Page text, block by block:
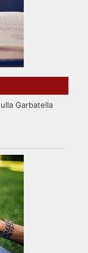
Garbatella